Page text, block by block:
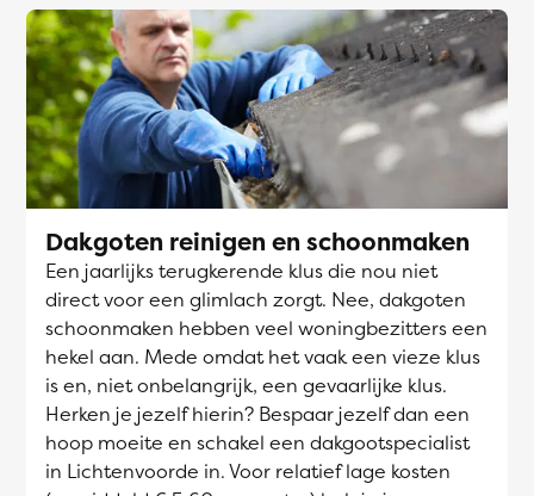
Dakgoten reinigen en schoonmaken
Een jaarlijks terugkerende klus die nou niet
direct voor een glimlach zorgt. Nee, dakgoten
schoonmaken hebben veel woningbezitters een
hekel aan. Mede omdat het vaak een vieze klus
is en, niet onbelangrijk, een gevaarlijke klus.
Herken je jezelf hierin? Bespaar jezelf dan een
hoop moeite en schakel een dakgootspecialist
in Lichtenvoorde in. Voor relatief lage kosten